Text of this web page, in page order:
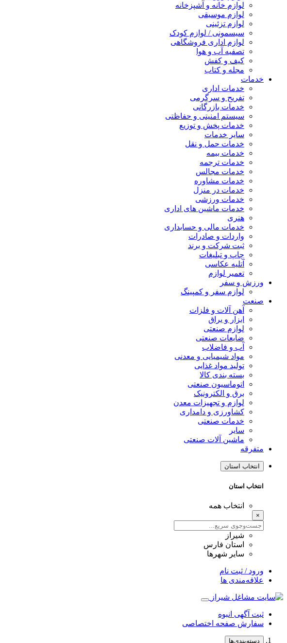
لوازم خانه و آشپزخانه
لوازم موسیقی
لوازم تزئینی
سیسمونی / لوازم کودک
لوازم اداری فروشگاهی
تصفیه آب و هوا
کیف و کفش
مجله و کتاب
خدمات
خدمات اداری
تفریح و سرگرمی
خدمات بازرگانی
سیستم امنیتی و حفاظتی
خدمات پخش و توزیع
سایر خدمات
خدمات حمل و نقل
خدمات بیمه
خدمات ترجمه
خدمات مجالس
خدمات مشاوره
خدمات در منزل
خدمات ورزشی
خدمات ماشین های اداری
هنری
خدمات مالی و حسابداری
واردات و صادرات
ثبت شرکت و برند
چاپ و تبلیغات
آتلیه عکاسی
تعمیر لوازم
ورزش و سفر
لوازم سفر و کمپینگ
صنعت
آهن آلات و فلزات
ابزار و یراق
لوازم صنعتی
ضایعات صنعتی
آب و فاضلاب
مواد شیمیایی و معدنی
تولید مواد غذایی
بسته بندی کالا
اتوماسیون صنعتی
برق و الکترونیک
لوازم و تجهیزات معدن
کشاورزی و دامداری
خدمات صنعتی
سایر
ماشین آلات صنعتی
متفرقه
انتخاب استان
انتخاب استان
انتخاب همه
×
شیراز
استان فارس
سایر شهرها
ورود / ثبت نام
علاقه‌مندی ها
ثبت آگهی انبوه
سفارش صفحه اختصاصی
دسته‌بندی‌ها